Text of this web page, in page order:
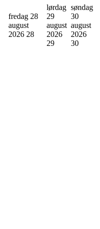
fredag 28
august
2026 28
lørdag
29
august
2026
29
søndag
30
august
2026
30